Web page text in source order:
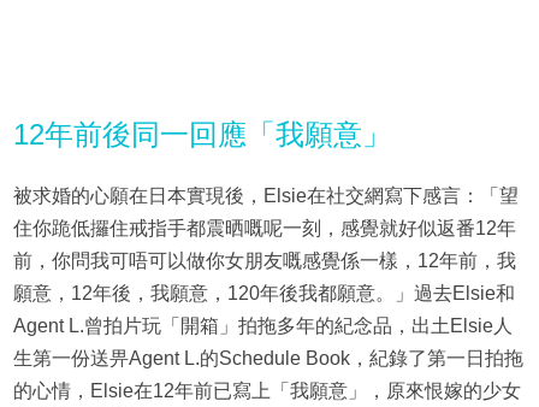
12年前後同一回應「我願意」
被求婚的心願在日本實現後，Elsie在社交網寫下感言：「望
住你跪低攞住戒指手都震晒嘅呢一刻，感覺就好似返番12年
前，你問我可唔可以做你女朋友嘅感覺係一樣，12年前，我
願意，12年後，我願意，120年後我都願意。」過去Elsie和
Agent L.曾拍片玩「開箱」拍拖多年的紀念品，出土Elsie人
生第一份送畀Agent L.的Schedule Book，紀錄了第一日拍拖
的心情，Elsie在12年前已寫上「我願意」，原來恨嫁的少女